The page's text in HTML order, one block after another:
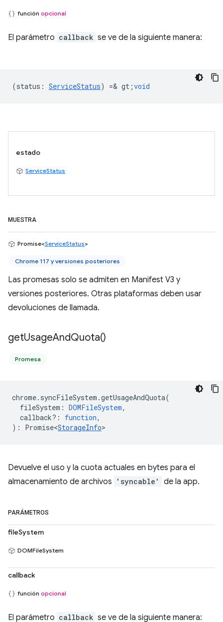
función opcional
El parámetro callback se ve de la siguiente manera:
(status : ServiceStatus) =& gt;void
estado
ServiceStatus
MUESTRA
Promise<ServiceStatus>
Chrome 117 y versiones posteriores
Las promesas solo se admiten en Manifest V3 y
versiones posteriores. Otras plataformas deben usar
devoluciones de llamada.
getUsageAndQuota()
Promesa
chrome. syncFileSystem .getUsageAndQuota(
fileSystem : DOMFileSystem,
callback? : function,
) : Promise<StorageInfo>
Devuelve el uso y la cuota actuales en bytes para el
almacenamiento de archivos
'syncable' de la app.
PARÁMETROS
fileSystem
DOMFileSystem
callback
función opcional
El parámetro callback se ve de la siguiente manera: